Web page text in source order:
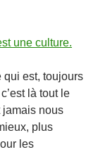
qui est, toujours
là tout le
jamais nous
plus
les